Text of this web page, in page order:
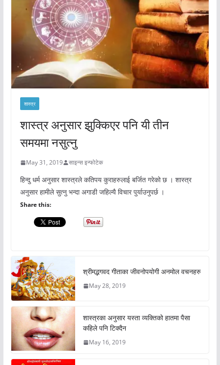
शास्त्र
शास्त्र अनुसार झुक्किएर पनि यी तीन
समयमा नसुत्नु
May 31, 2019 साइन्स इन्फोटेक
हिन्दु धर्म अनुसार शास्त्रले कतिपय कुराहरुलाई बर्जित गरेको छ । शास्त्र
अनुसार हामीले सुत्नु भन्दा अगाडी जहिल्यै विचार पुर्याउनुपर्छ ।
Share this:
श्रीमद्भगवद गीताका जीवनोपयोगी अनमोल वचनहरु
May 28, 2019
शास्त्रका अनुसार यस्ता व्यक्तिको हातमा पैसा
कहिले पनि टिक्दैन
May 16, 2019